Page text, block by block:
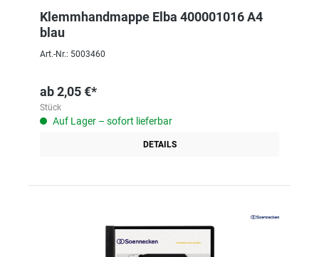
Klemmhandmappe Elba 400001016 A4
blau
Art.-Nr.: 5003460
ab2,05 €*
Stück
Auf Lager – sofort lieferbar
DETAILS